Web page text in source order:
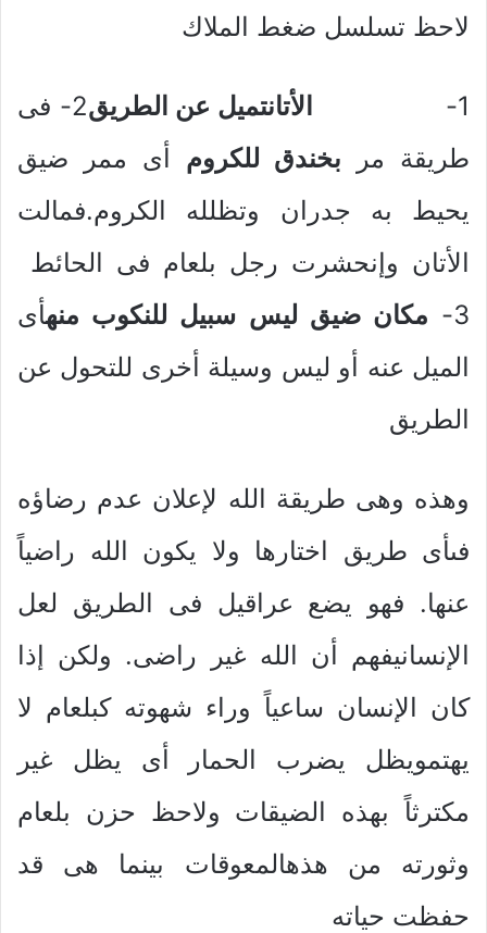
لاحظ تسلسل ضغط الملاك
1- الأتانتميل عن الطريق 2- فى
طريقة مر بخندق للكروم أى ممر ضيق
يحيط به جدران وتظلله الكروم.فمالت
الأتان وإنحشرت رجل بلعام فى الحائط
3-
مكان ضيق ليس سبيل للنكوب منهأى
الميل عنه أو ليس وسيلة أخرى للتحول عن
الطريق
وهذه وهى طريقة الله لإعلان عدم رضاؤه
فىأى طريق اختارها ولا يكون الله راضياً
عنها. فهو يضع عراقيل فى الطريق لعل
الإنسانيفهم أن الله غير راضى. ولكن إذا
كان الإنسان ساعياً وراء شهوته كبلعام لا
يهتمويظل يضرب الحمار أى يظل غير
مكترثاً بهذه الضيقات ولاحظ حزن بلعام
وثورته من هذهالمعوقات بينما هى قد
حفظت حياته